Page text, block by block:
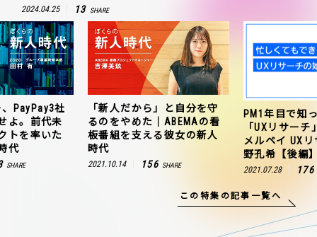
2024.04.25 13 SHARE
PayPay3社
よ。前代未
トを率いた
代
SHARE
「新人だから」と自分を守
るのをやめた｜ABEMAの看
板番組を支える彼女の新人
時代
2021.10.14 156 SHARE
PM1年目で知
「UXリサー
メルペイ UX
野孔希【後編
2021.07.28 176
この特集の記事一覧へ